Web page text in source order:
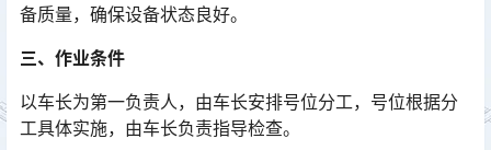
备质量，确保设备状态良好。
三、作业条件
以车长为第一负责人，由车长安排号位分工，号位根据分
工具体实施，由车长负责指导检查。